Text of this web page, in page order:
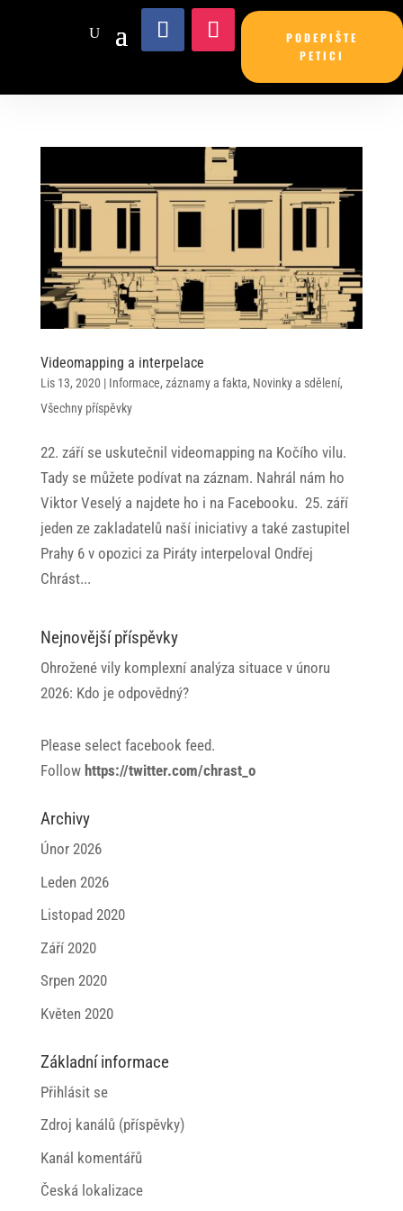
PODEPIŠTE
PETICI
Videomapping a interpelace
Lis 13, 2020 | Informace, záznamy a fakta, Novinky a sdělení,
Všechny příspěvky
22. září se uskutečnil videomapping na Kočího vilu.
Tady se můžete podívat na záznam. Nahrál nám ho
Viktor Veselý a najdete ho i na Facebooku. 25. září
jeden ze zakladatelů naší iniciativy a také zastupitel
Prahy 6 v opozici za Piráty interpeloval Ondřej
Chrást...
Nejnovější příspěvky
Ohrožené vily komplexní analýza situace v únoru
2026: Kdo je odpovědný?
Please select facebook feed.
Follow https://twitter.com/chrast_o
Archivy
Únor 2026
Leden 2026
Listopad 2020
Září 2020
Srpen 2020
Květen 2020
Základní informace
Přihlásit se
Zdroj kanálů (příspěvky)
Kanál komentářů
Česká lokalizace